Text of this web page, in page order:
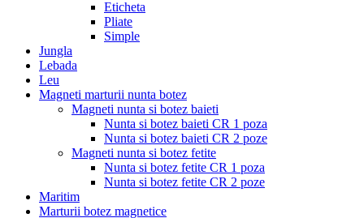
Eticheta
Pliate
Simple
Jungla
Lebada
Leu
Magneti marturii nunta botez
Magneti nunta si botez baieti
Nunta si botez baieti CR 1 poza
Nunta si botez baieti CR 2 poze
Magneti nunta si botez fetite
Nunta si botez fetite CR 1 poza
Nunta si botez fetite CR 2 poze
Maritim
Marturii botez magnetice